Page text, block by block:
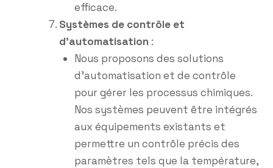
efficace.
Systèmes de contrôle et
d’automatisation :
Nous proposons des solutions
d’automatisation et de contrôle
pour gérer les processus chimiques.
Nos systèmes peuvent être intégrés
aux équipements existants et
permettre un contrôle précis des
paramètres tels que la température,